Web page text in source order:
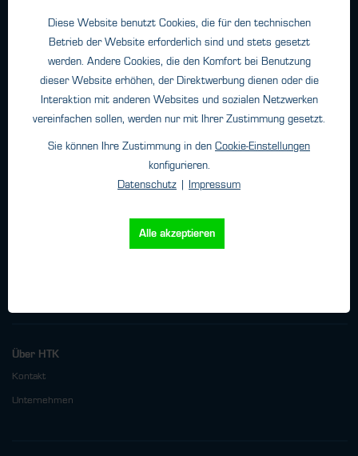
Haftungsangaben
Datenschutz
Oehleckerring 32 • 22419 Hamburg
Über HTK
Kontakt
Unternehmen
Diese Website benutzt Cookies, die für den technischen
Betrieb der Website erforderlich sind und stets gesetzt
werden. Andere Cookies, die den Komfort bei Benutzung
dieser Website erhöhen, der Direktwerbung dienen oder die
Interaktion mit anderen Websites und sozialen Netzwerken
vereinfachen sollen, werden nur mit Ihrer Zustimmung gesetzt.
Sie können Ihre Zustimmung in den Cookie-Einstellungen
konfigurieren.
Datenschutz
Impressum
Alle akzeptieren